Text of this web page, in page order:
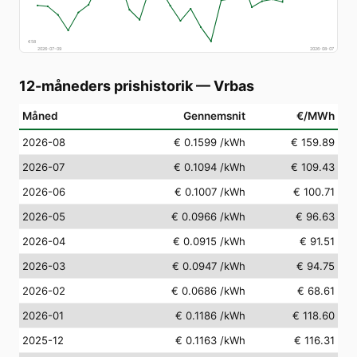
€58
2026-07-09
2026-08-07
12-måneders prishistorik—Vrbas
Måned Gennemsnit €/MWh
2026-08 € 0.1599 /kWh
€ 159.89
2026-07
€ 0.1094 /kWh
€ 109.43
2026-06
€ 0.1007 /kWh
€ 100.71
2026-05
€ 0.0966 /kWh
€ 96.63
2026-04
€ 0.0915 /kWh
€ 91.51
2026-03
€ 0.0947 /kWh
€ 94.75
2026-02
€ 0.0686 /kWh
€ 68.61
2026-01
€ 0.1186 /kWh
€ 118.60
2025-12
€ 0.1163 /kWh
€ 116.31